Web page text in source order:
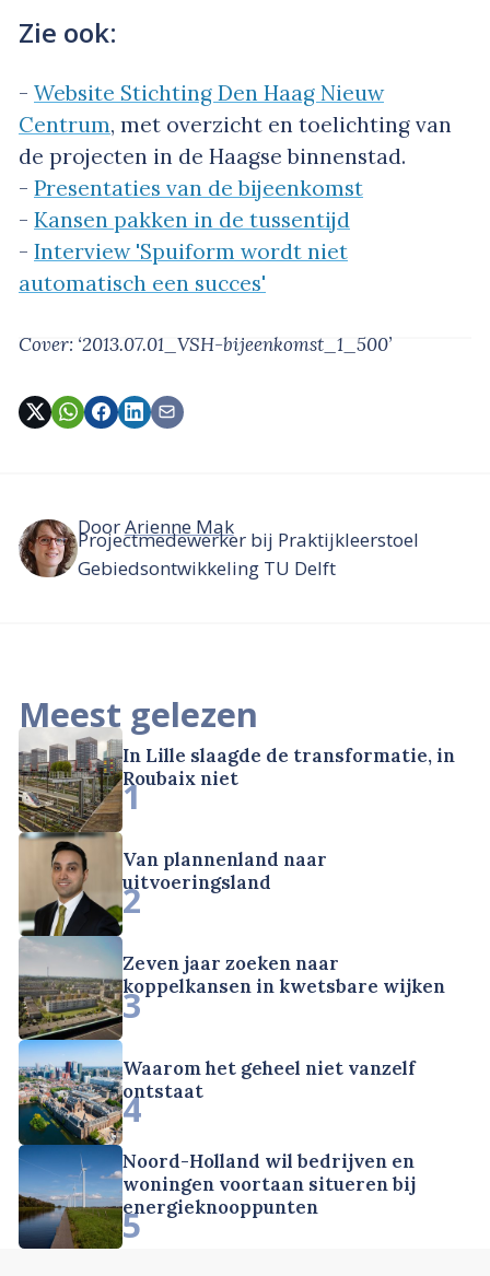
Zie ook:
- Website Stichting Den Haag Nieuw
Centrum, met overzicht en toelichting van
de projecten in de Haagse binnenstad.
- Presentaties van de bijeenkomst
- Kansen pakken in de tussentijd
- Interview 'Spuiform wordt niet
automatisch een succes'
Cover: ‘2013.07.01_VSH-bijeenkomst_1_500’
DoorArienne Mak
Projectmedewerker bij Praktijkleerstoel
Gebiedsontwikkeling TU Delft
Meest gelezen
In Lille slaagde de transformatie, in
Roubaix niet
1
Van plannenland naar
uitvoeringsland
2
Zeven jaar zoeken naar
koppelkansen in kwetsbare wijken
3
Waarom het geheel niet vanzelf
ontstaat
4
Noord-Holland wil bedrijven en
woningen voortaan situeren bij
energieknooppunten
5